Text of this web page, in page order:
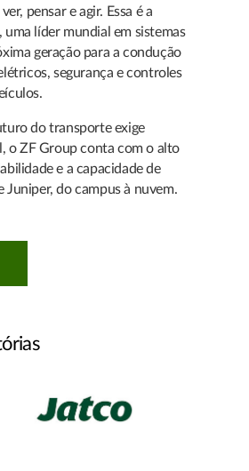
pensar e agir. Essa é a
uma líder mundial em sistemas
geração para a condução
segurança e controles
do transporte exige
o ZF Group conta com o alto
e a capacidade de
Juniper, do campus à nuvem.